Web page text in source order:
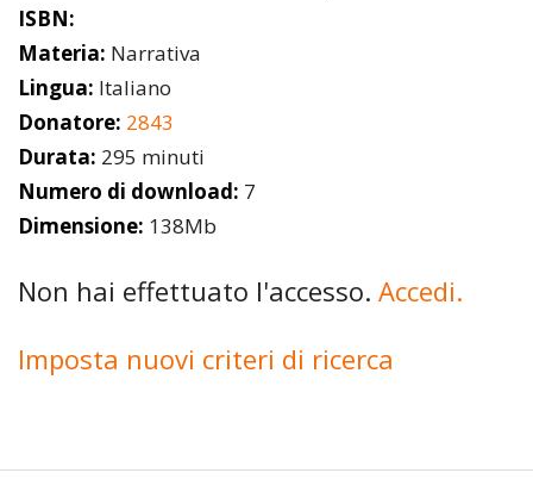
ISBN:
Materia: Narrativa
Lingua: Italiano
Donatore: 2843
Durata: 295 minuti
Numero di download: 7
Dimensione: 138Mb
Non hai effettuato l'accesso. Accedi.
Imposta nuovi criteri di ricerca